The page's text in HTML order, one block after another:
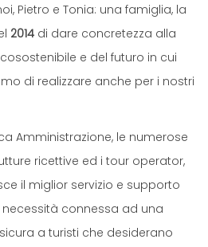
Pietro e Tonia: una famiglia, la
2014 di dare concretezza alla
e del futuro in cui
di realizzare anche per i nostri
Amministrazione, le numerose
ricettive ed i tour operator,
il miglior servizio e supporto
connessa ad una
a turisti che desiderano